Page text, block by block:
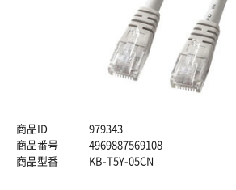
商品ID
979343
商品番号
4969887569108
商品型番
KB-T5Y-05CN